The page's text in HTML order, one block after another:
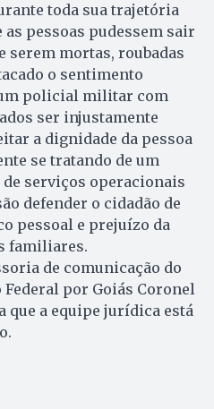
toda sua trajetória
pessoas pudessem sair
serem mortas, roubadas
o sentimento
policial militar com
ser injustamente
a dignidade da pessoa
se tratando de um
de serviços operacionais
defender o cidadão de
pessoal e prejuízo da
familiares.
de comunicação do
Federal por Goiás Coronel
que a equipe jurídica está